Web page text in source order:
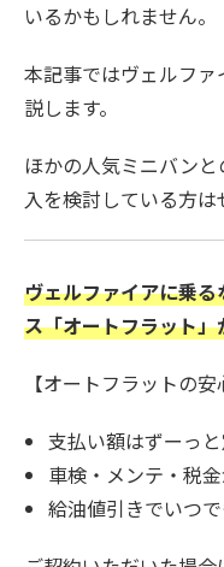
いるかもしれません。
本記事ではヴェルフ
説します。
ほかの人気ミニバン
入を検討している方は
ヴェルファイアに乗
ス「オートフラット」
【オートフラットの安
支払い額はずーっ
車検・メンテ・税
給油値引きでいつ